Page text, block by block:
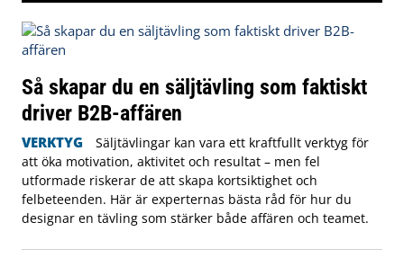
Så skapar du en säljtävling som faktiskt
driver B2B-affären
VERKTYG
Säljtävlingar kan vara ett kraftfullt verktyg för
att öka motivation, aktivitet och resultat – men fel
utformade riskerar de att skapa kortsiktighet och
felbeteenden. Här är experternas bästa råd för hur du
designar en tävling som stärker både affären och teamet.